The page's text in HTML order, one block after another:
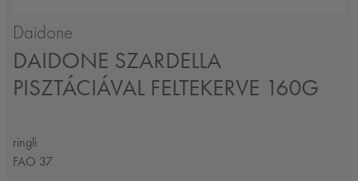
Daidone
DAIDONE SZARDELLA
PISZTÁCIÁVAL FELTEKERVE 160G
ringli
FAO 37